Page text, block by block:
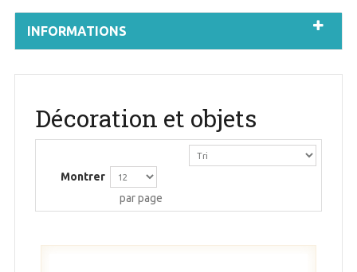
INFORMATIONS
Décoration et objets
Montrer
par page